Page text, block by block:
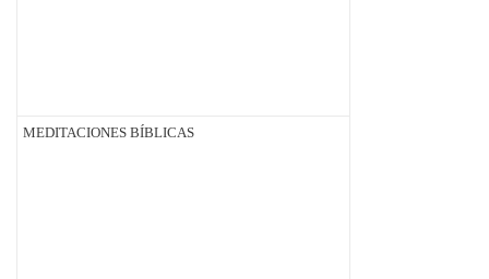
MEDITACIONES BÍBLICAS